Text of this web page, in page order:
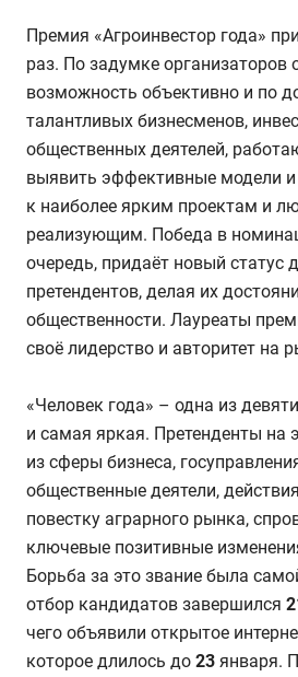
Премия «Агроинвестор года»
раз. По задумке организаторов
возможность объективно и по
талантливых бизнесменов,
общественных деятелей,
выявить эффективные модели
к наиболее ярким проектам и
реализующим. Победа в
очередь, придаёт новый статус
претендентов, делая их
общественности. Лауреаты
своё лидерство и авторитет на
«Человек года» – одна из
и самая яркая. Претенденты на
из сферы бизнеса,
общественные деятели,
повестку аграрного рынка,
ключевые позитивные
Борьба за это звание была
отбор кандидатов завершился
чего объявили открытое
которое длилось до 23 января.